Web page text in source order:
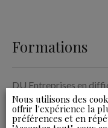
Formations
DU Entreprises en
Sorbonne (Paris I),
Nous utilisons des
offrir l'expérience la
préférences et en